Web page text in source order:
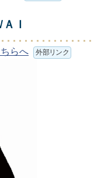
Ｉ
らへ 外部リンク